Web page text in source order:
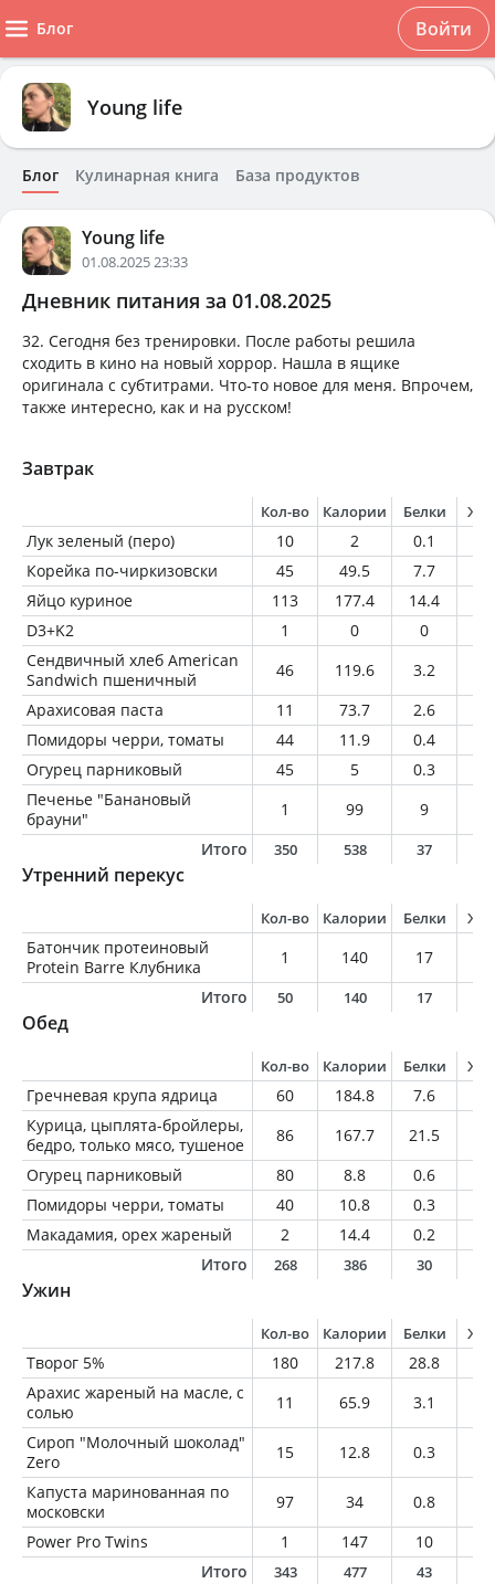
Блог Войти
Young life
Блог Кулинарная книга База продуктов
Young life
01.08.2025 23:33
Дневник питания за 01.08.2025
32. Сегодня без тренировки. После работы решила
сходить в кино на новый хоррор. Нашла в ящике
оригинала с субтитрами. Что-то новое для меня. Впрочем,
также интересно, как и на русском!
Завтрак
Кол-во Калории Белки
Лук зеленый (перо) 10 2 0.1
Корейка по-чиркизовски
45 49.5 7.7
Яйцо куриное
113 177.4 14.4
D3+K2
1 0 0
Сендвичный хлеб American
Sandwich пшеничный
46 119.6 3.2
Арахисовая паста
11 73.7 2.6
Помидоры черри, томаты
44 11.9 0.4
Огурец парниковый
45 5 0.3
Печенье "Банановый
брауни"
1 99 9
Итого
350 538 37
Утренний перекус
Кол-во Калории Белки
Батончик протеиновый
Protein Barre Клубника
1 140 17
Итого
50 140 17
Обед
Кол-во Калории Белки
Гречневая крупа ядрица 60 184.8 7.6
Курица, цыплята-бройлеры,
бедро, только мясо, тушеное
86 167.7 21.5
Огурец парниковый
80 8.8 0.6
Помидоры черри, томаты
40 10.8 0.3
Макадамия, орех жареный
2 14.4 0.2
Итого
268 386 30
Ужин
Кол-во Калории Белки
Творог 5% 180 217.8 28.8
Арахис жареный на масле, с
солью
11 65.9 3.1
Сироп "Молочный шоколад"
Zero
15 12.8 0.3
Капуста маринованная по
московски
97 34 0.8
Power Pro Twins
1 147 10
Итого
343 477 43